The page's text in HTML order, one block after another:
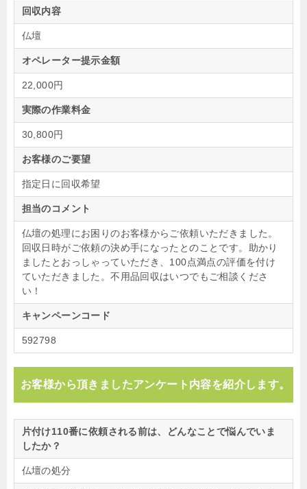
回収内容
仏壇
オペレーター提示金額
22,000円
実際の作業料金
30,800円
お客様のご要望
指定日に回収希望
担当のコメント
仏壇の処理にお困りのお客様からご依頼いただきました。
回収日時がご依頼の決め手になったとのことです。助かり
ましたとおっしゃっていただき、100点満点の評価を付け
ていただきました。不用品回収はいつでもご相談くださ
い！
キャンペーンコード
592798
お客様から頂きましたアンケート内容を紹介します。
片付け110番に依頼される前は、どんなことで悩んでいま
したか？
仏壇の処分